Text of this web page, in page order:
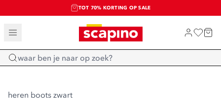
SALE: LAATSTE KANS!
SHOP NIEUW
Home
heren boots zwart